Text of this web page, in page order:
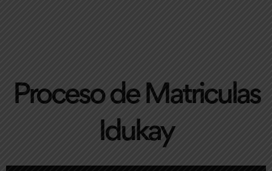
Proceso de Matriculas
Idukay